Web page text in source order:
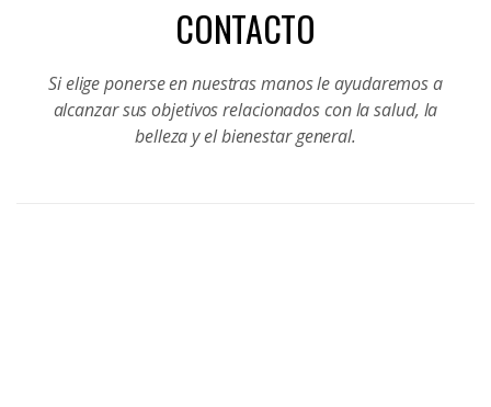
CONTACTO
Si elige ponerse en nuestras manos le ayudaremos a
alcanzar sus objetivos relacionados con la salud, la
belleza y el bienestar general.